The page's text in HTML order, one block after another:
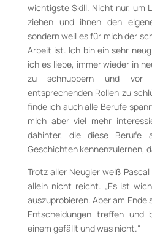
wichtigste Skill. Nicht nur, um
ziehen und ihnen den
sondern weil es für mich der
Arbeit ist. Ich bin ein sehr
ich es liebe, immer wieder in
zu schnuppern und
entsprechenden Rollen zu
finde ich auch alle Berufe
mich aber viel mehr
dahinter, die diese Berufe
Geschichten kennenzulernen,
Trotz aller Neugier weiß
allein nicht reicht. „Es ist
auszuprobieren. Aber am
Entscheidungen treffen und
einem gefällt und was nicht.“